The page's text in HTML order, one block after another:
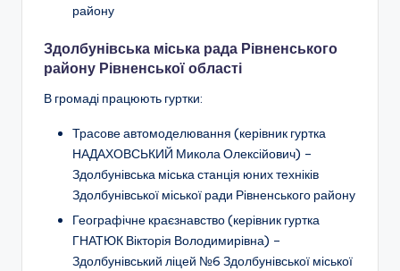
району
Здолбунівська міська рада Рівненського
району Рівненської області
В громаді працюють гуртки:
Трасове автомоделювання (керівник гуртка
НАДАХОВСЬКИЙ Микола Олексійович) –
Здолбунівська міська станція юних техніків
Здолбунівської міської ради Рівненського району
Географічне краєзнавство(керівник гуртка
ГНАТЮК Вікторія Володимирівна) –
Здолбунівський ліцей №6 Здолбунівської міської